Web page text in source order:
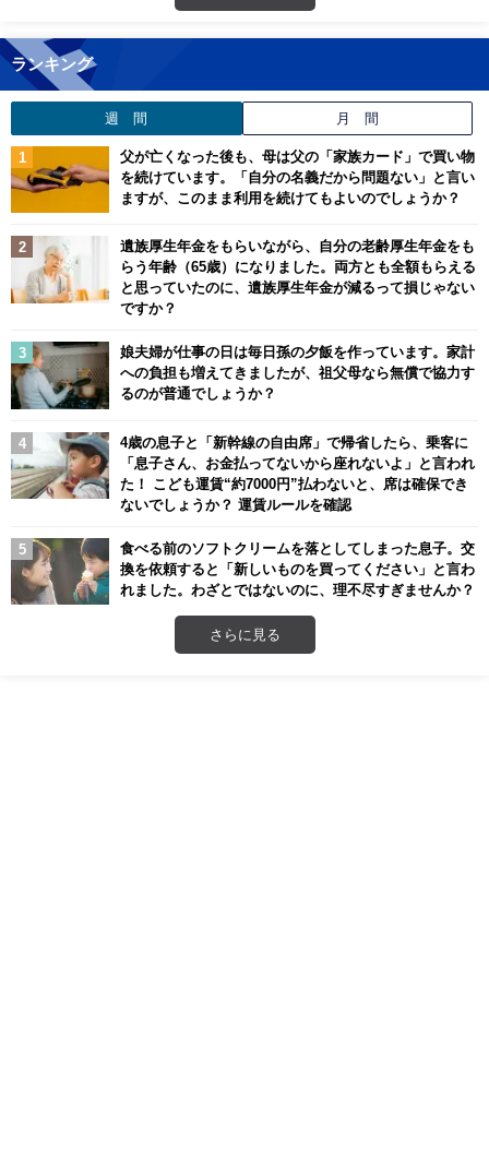
ランキング
週 間 月 間
父が亡くなった後も、母は父の「家族カード」で買い物
を続けています。「自分の名義だから問題ない」と言い
ますが、このまま利用を続けてもよいのでしょうか？
遺族厚生年金をもらいながら、自分の老齢厚生年金をも
らう年齢（65歳）になりました。両方とも全額もらえる
と思っていたのに、遺族厚生年金が減るって損じゃない
ですか？
娘夫婦が仕事の日は毎日孫の夕飯を作っています。家計
への負担も増えてきましたが、祖父母なら無償で協力す
るのが普通でしょうか？
4歳の息子と「新幹線の自由席」で帰省したら、乗客に
「息子さん、お金払ってないから座れないよ」と言われ
た！ こども運賃“約7000円”払わないと、席は確保でき
ないでしょうか？ 運賃ルールを確認
食べる前のソフトクリームを落としてしまった息子。交
換を依頼すると「新しいものを買ってください」と言わ
れました。わざとではないのに、理不尽すぎませんか？
さらに見る